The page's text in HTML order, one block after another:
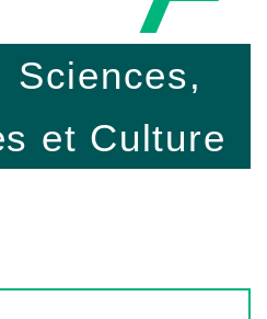
Sciences,
et Culture